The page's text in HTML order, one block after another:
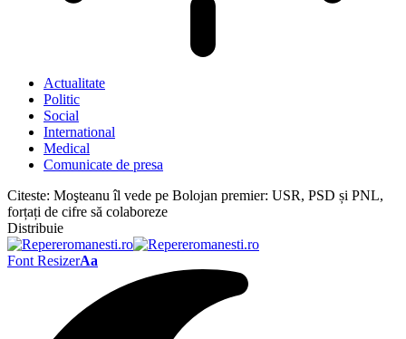
Actualitate
Politic
Social
International
Medical
Comunicate de presa
Citeste: Moşteanu îl vede pe Bolojan premier: USR, PSD și PNL,
forțați de cifre să colaboreze
Distribuie
Font ResizerAa